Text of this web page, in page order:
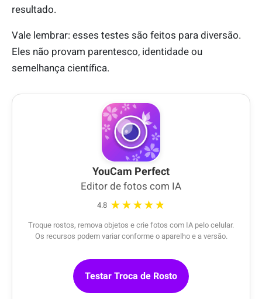
resultado.
Vale lembrar: esses testes são feitos para diversão.
Eles não provam parentesco, identidade ou
semelhança científica.
YouCam Perfect
Editor de fotos com IA
4.8 ★★★★★
Troque rostos, remova objetos e crie fotos com IA pelo celular.
Os recursos podem variar conforme o aparelho e a versão.
Testar Troca de Rosto